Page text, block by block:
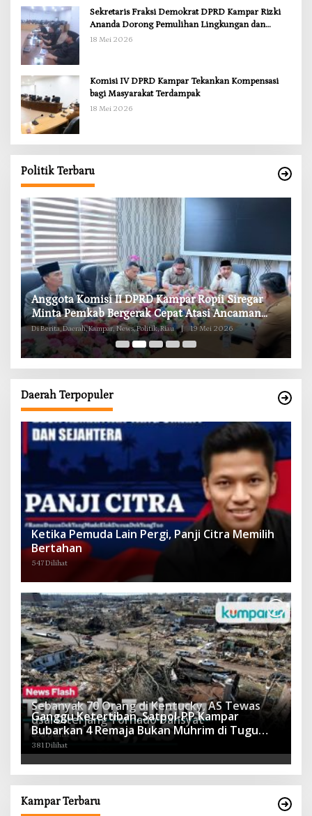
Sekretaris Fraksi Demokrat DPRD Kampar Rizki
Ananda Dorong Pemulihan Lingkungan dan
Kompensasi untuk Warga Sungai Tapung
18 Mei 2026
Komisi IV DPRD Kampar Tekankan Kompensasi
bagi Masyarakat Terdampak
18 Mei 2026
Politik Terbaru
Anggota Komisi II DPRD Kampar Ropii Siregar
Minta Pemkab Bergerak Cepat Atasi Ancaman
Kekosongan Obat demi Wujudkan Kampar Dihati
Di Berita, Daerah, Kampar, News, Politik, Riau | 19 Mei 2026
Daerah Terpopuler
Ketika Pemuda Lain Pergi, Panji Citra Memilih
Bertahan
547 Dilihat
Sebanyak 70 Orang di Kentucky, AS Tewas
usai Diterjang Tornado Dahsyat
395 Dilihat
Ganggu Ketertiban, Satpol-PP Kampar
Bubarkan 4 Remaja Bukan Muhrim di Tugu
Batu Hitam dan Tigo Tungku Sajoangan
381 Dilihat
Kampar Terbaru